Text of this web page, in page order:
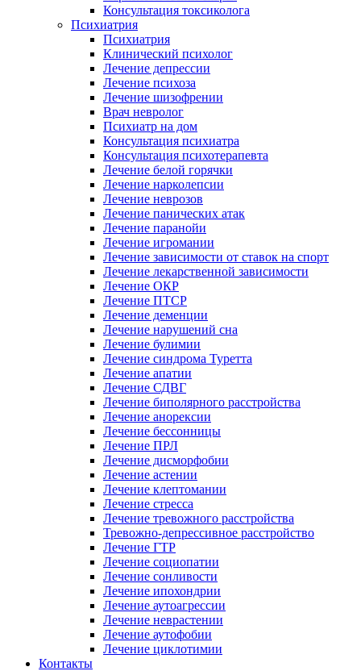
Консультация токсиколога
Психиатрия
Психиатрия
Клинический психолог
Лечение депрессии
Лечение психоза
Лечение шизофрении
Врач невролог
Психиатр на дом
Консультация психиатра
Консультация психотерапевта
Лечение белой горячки
Лечение нарколепсии
Лечение неврозов
Лечение панических атак
Лечение паранойи
Лечение игромании
Лечение зависимости от ставок на спорт
Лечение лекарственной зависимости
Лечение ОКР
Лечение ПТСР
Лечение деменции
Лечение нарушений сна
Лечение булимии
Лечение синдрома Туретта
Лечение апатии
Лечение СДВГ
Лечение биполярного расстройства
Лечение анорексии
Лечение бессонницы
Лечение ПРЛ
Лечение дисморфобии
Лечение астении
Лечение клептомании
Лечение стресса
Лечение тревожного расстройства
Тревожно-депрессивное расстройство
Лечение ГТР
Лечение социопатии
Лечение сонливости
Лечение ипохондрии
Лечение аутоагрессии
Лечение неврастении
Лечение аутофобии
Лечение циклотимии
Контакты